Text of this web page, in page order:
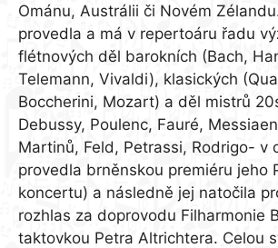
Ománu, Austrálii či Novém
provedla a má v repertoáru řadu
flétnových děl barokních (Bach,
Telemann, Vivaldi), klasických
Boccherini, Mozart) a děl mistrů
Debussy, Poulenc, Fauré,
Martinů, Feld, Petrassi, Rodrigo- v
provedla brněnskou premiéru jeho
koncertu) a následně jej natočila
rozhlas za doprovodu Filharmonie
taktovkou Petra Altrichtera. Celou